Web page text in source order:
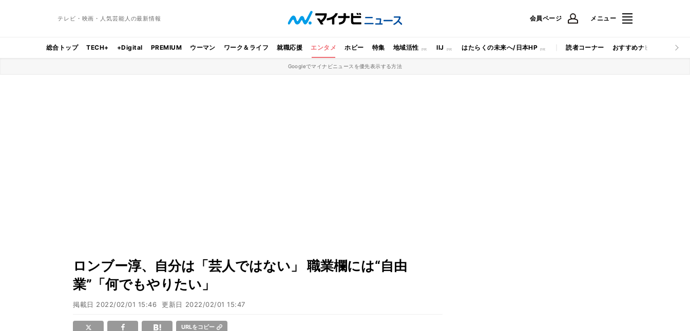
テレビ・映画・人気芸能人の最新情報 会員ページ メニュー
総合トップ TECH+ +Digital PREMIUM ウーマン ワーク＆ライフ 就職応援 エンタメ ホビー 特集 地域活性 IIJ はたらくの未来へ/日本HP 読者コーナー おすすめナビ マイナビ
Googleでマイナビニュースを優先表示する方法
ロンブー淳、自分は「芸人ではない」 職業欄には“自由
業”「何でもやりたい」
掲載日 2022/02/01 15:46 更新日 2022/02/01 15:47
URLをコピー